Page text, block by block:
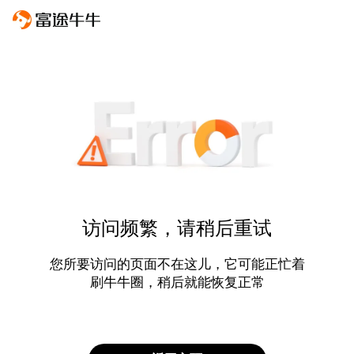
访问频繁，请稍后重试
您所要访问的页面不在这儿，它可能正忙着
刷牛牛圈，稍后就能恢复正常